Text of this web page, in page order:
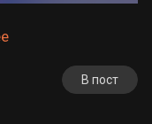
В пост